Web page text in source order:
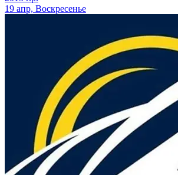
19 апр, Воскресенье